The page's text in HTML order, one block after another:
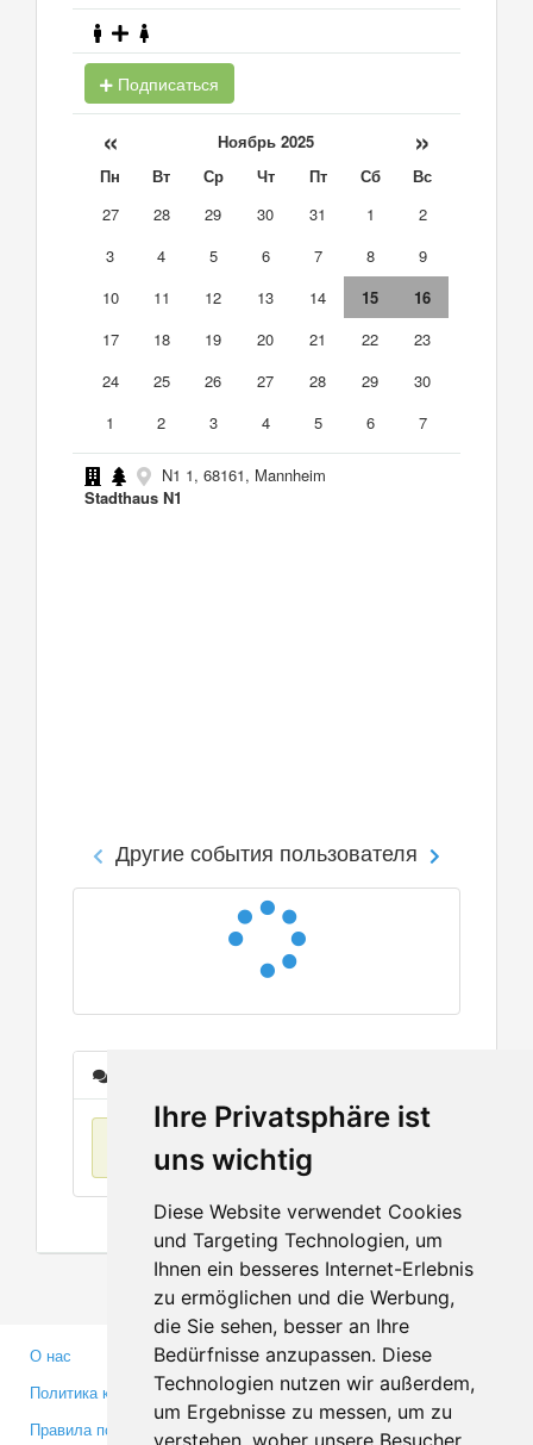
Ihre Privatsphäre ist
uns wichtig
Diese Website verwendet Cookies
und Targeting Technologien, um
Ihnen ein besseres Internet-Erlebnis
zu ermöglichen und die Werbung,
die Sie sehen, besser an Ihre
Bedürfnisse anzupassen. Diese
Technologien nutzen wir außerdem,
um Ergebnisse zu messen, um zu
verstehen, woher unsere Besucher
Подписаться
« Ноябрь 2025 »
Пн Вт Ср Чт Пт Сб
Вс
27
28 29 30 31 1
2
3
4 5 6 7 8
9
10
11 12 13 14 15
16
17
18 19 20 21 22
23
24
25 26 27 28 29
30
1
2 3 4 5 6 7
N1 1, 68161, Mannheim
Stadthaus N1
Другие события пользователя
Нет данных
О нас
Политика конфиденциальности
Правила пользования
Партнерам
Инвесторам